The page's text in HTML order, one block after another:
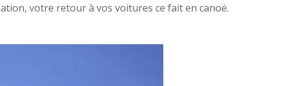
votre retour à vos voitures ce fait en canoë.